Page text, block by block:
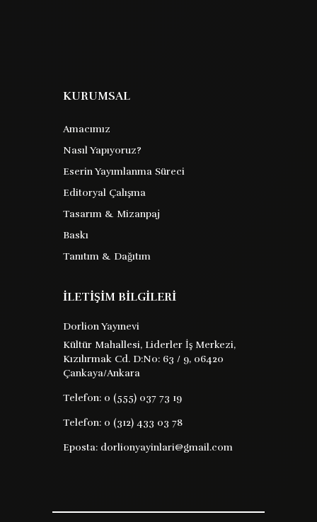
KURUMSAL
Amacımız
Nasıl Yapıyoruz?
Eserin Yayımlanma Süreci
Editoryal Çalışma
Tasarım & Mizanpaj
Baskı
Tanıtım & Dağıtım
İLETİŞİM BİLGİLERİ
Dorlion Yayınevi
Kültür Mahallesi, Liderler İş Merkezi,
Kızılırmak Cd. D:No: 63 / 9, 06420
Çankaya/Ankara
Telefon: 0 (555) 037 73 19
Telefon: 0 (312) 433 03 78
Eposta: dorlionyayinlari@gmail.com